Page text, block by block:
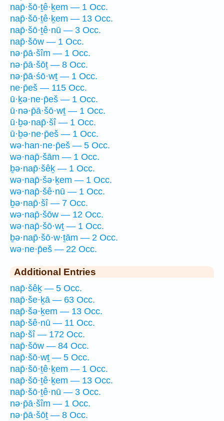
nap̄·šō·ṯê·ḵem — 1 Occ.
nap̄·šō·ṯê·ḵem — 13 Occ.
nap̄·šō·ṯê·nū — 3 Occ.
nap̄·šōw — 1 Occ.
nə·p̄ā·šîm — 1 Occ.
nə·p̄ā·šōṯ — 8 Occ.
nə·p̄ā·śō·wṯ — 1 Occ.
ne·p̄eš — 115 Occ.
ū·ḵə·ne·p̄eš — 1 Occ.
ū·nə·p̄ā·šō·wṯ — 1 Occ.
ū·ḇə·nap̄·šî — 1 Occ.
ū·ḇə·ne·p̄eš — 1 Occ.
wə·han·ne·p̄eš — 5 Occ.
wə·nap̄·šām — 1 Occ.
ḇə·nap̄·šêḵ — 1 Occ.
wə·nap̄·šə·ḵem — 1 Occ.
wə·nap̄·šê·nū — 1 Occ.
ḇə·nap̄·šî — 7 Occ.
wə·nap̄·šōw — 12 Occ.
wə·nap̄·šō·wṯ — 1 Occ.
ḇə·nap̄·šō·w·ṯām — 2 Occ.
wə·ne·p̄eš — 22 Occ.
Additional Entries
nap̄·šêḵ — 5 Occ.
nap̄·še·ḵā — 63 Occ.
nap̄·šə·ḵem — 13 Occ.
nap̄·šê·nū — 11 Occ.
nap̄·šî — 172 Occ.
nap̄·šōw — 84 Occ.
nap̄·šō·wṯ — 5 Occ.
nap̄·šō·ṯê·ḵem — 1 Occ.
nap̄·šō·ṯê·ḵem — 13 Occ.
nap̄·šō·ṯê·nū — 3 Occ.
nə·p̄ā·šîm — 1 Occ.
nə·p̄ā·šōṯ — 8 Occ.